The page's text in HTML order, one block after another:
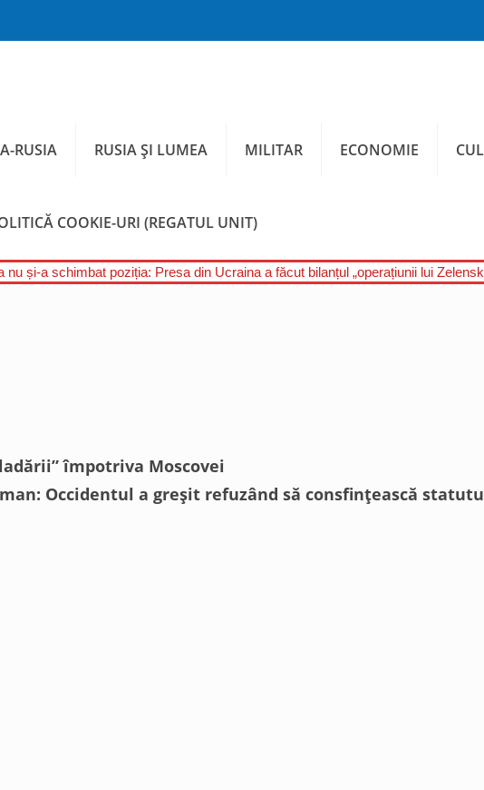
RUSIA RUSIA ȘI LUMEA MILITAR ECONOMIE
COOKIE-URI (REGATUL UNIT)
nu și-a schimbat poziția: Presa din Ucraina a făcut bilanțul „operațiunii lui
împotriva Moscovei
Occidentul a greșit refuzând să consfințească